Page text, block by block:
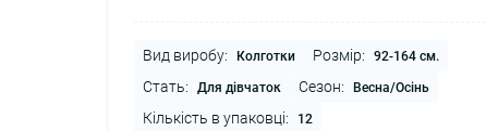
Вид виробу: Колготки Розмір: 92-164 см.
Стать: Для дівчаток Сезон: Весна/Осінь
Кількість в упаковці: 12